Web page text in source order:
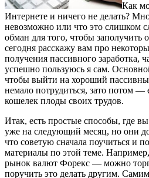
Как
Интернете и ничего не делать?
невозможно или что это слишком
обман для того, чтобы заполучить
сегодня расскажу вам про
получения пассивного заработка,
успешно пользуюсь я сам.
чтобы выйти на хороший
немало потрудиться, зато потом
кошелек плоды своих трудов.
Итак, есть простые способы, где
уже на следующий месяц, но они
что советую сначала поучиться и
материалы по этой теме.
рынок валют Форекс — можно
поручить это делать другим.